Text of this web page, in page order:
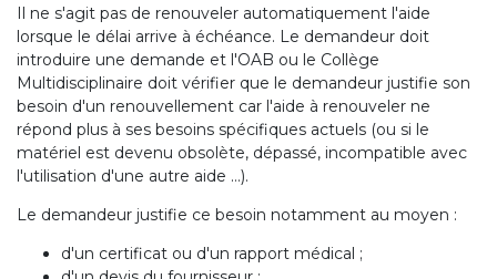
Il ne s'agit pas de renouveler automatiquement l'aide
lorsque le délai arrive à échéance. Le demandeur doit
introduire une demande et l'OAB ou le Collège
Multidisciplinaire doit vérifier que le demandeur justifie son
besoin d'un renouvellement car l'aide à renouveler ne
répond plus à ses besoins spécifiques actuels (ou si le
matériel est devenu obsolète, dépassé, incompatible avec
l'utilisation d'une autre aide …).
Le demandeur justifie ce besoin notamment au moyen :
d'un certificat ou d'un rapport médical ;